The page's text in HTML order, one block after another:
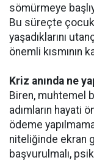
sömürmeye
Bu süreçte
yaşadıklarını
önemli kısmının
Kriz anında ne
Biren, muhtemel
adımların hayati
ödeme
niteliğinde ekran
başvurulmalı,